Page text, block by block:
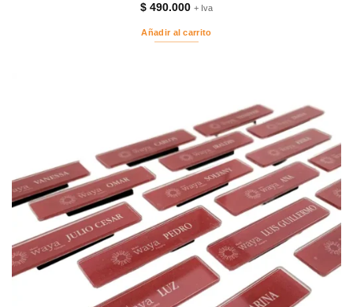
$ 490.000 + Iva
Añadir al carrito